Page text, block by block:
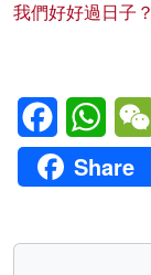
我們好好過日子？
Facebook
Share